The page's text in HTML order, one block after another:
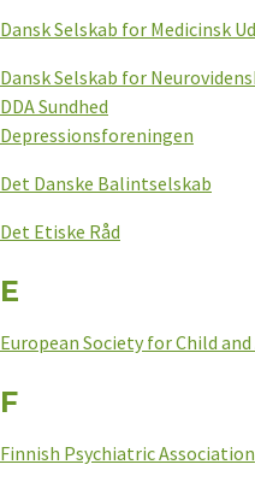
Dansk Selskab for Medicinsk
Dansk Selskab for
DDA Sundhed
Depressionsforeningen
Det Danske Balintselskab
Det Etiske Råd
E
European Society for Child
F
Finnish Psychiatric Association